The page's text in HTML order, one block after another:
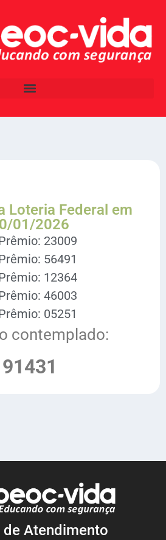
Loteria Federal em
01/2026
23009
56491
12364
46003
05251
contemplado:
91431
de Atendimento